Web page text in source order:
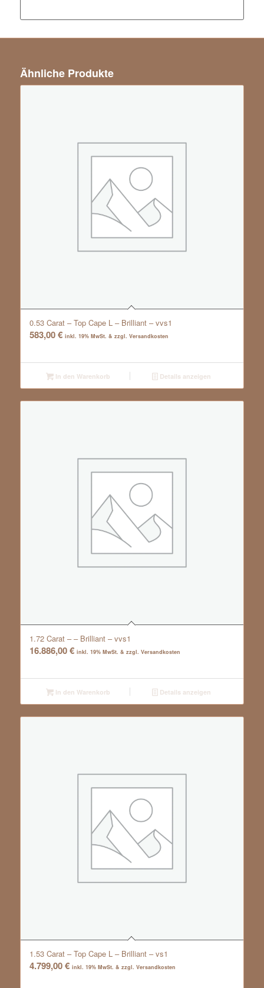
Ähnliche Produkte
0.53 Carat – Top Cape L – Brilliant – vvs1
583,00€ inkl. 19% MwSt. & zzgl. Versandkosten
In den Warenkorb Details anzeigen
1.72 Carat – – Brilliant – vvs1
16.886,00€ inkl. 19% MwSt. & zzgl. Versandkosten
In den Warenkorb Details anzeigen
1.53 Carat – Top Cape L – Brilliant – vs1
4.799,00€ inkl. 19% MwSt. & zzgl. Versandkosten